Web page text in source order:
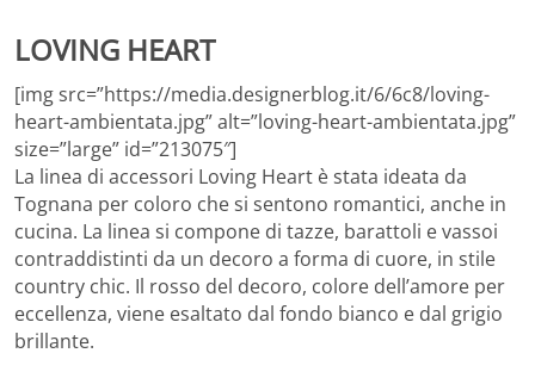
LOVING HEART
[img src=”https://media.designerblog.it/6/6c8/loving-
heart-ambientata.jpg” alt=”loving-heart-ambientata.jpg”
size=”large” id=”213075″]
La linea di accessori Loving Heart è stata ideata da
Tognana per coloro che si sentono romantici, anche in
cucina. La linea si compone di tazze, barattoli e vassoi
contraddistinti da un decoro a forma di cuore, in stile
country chic. Il rosso del decoro, colore dell’amore per
eccellenza, viene esaltato dal fondo bianco e dal grigio
brillante.